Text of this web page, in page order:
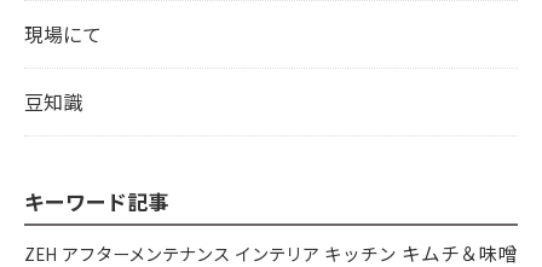
現場にて
豆知識
キーワード記事
ZEH アフターメンテナンス インテリア キッチン キムチ＆味噌